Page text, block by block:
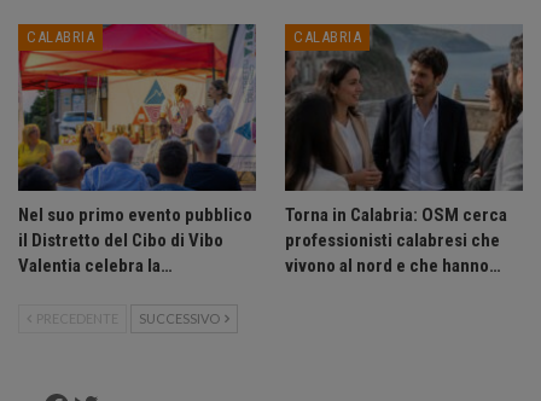
CALABRIA
Nel suo primo evento pubblico
il Distretto del Cibo di Vibo
Valentia celebra la…
CALABRIA
Torna in Calabria: OSM cerca
professionisti calabresi che
vivono al nord e che hanno…
PRECEDENTE SUCCESSIVO